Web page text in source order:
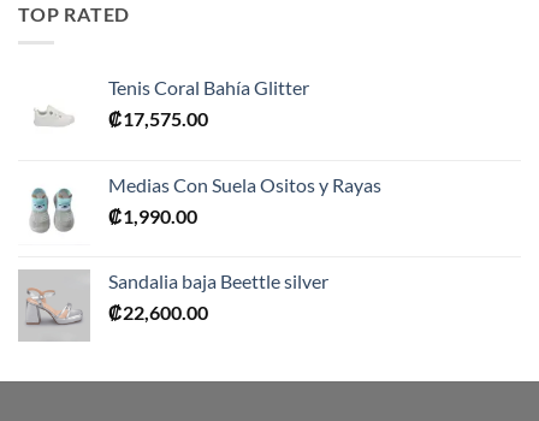
TOP RATED
Tenis Coral Bahía Glitter
₡17,575.00
Medias Con Suela Ositos y Rayas
₡1,990.00
Sandalia baja Beettle silver
₡22,600.00